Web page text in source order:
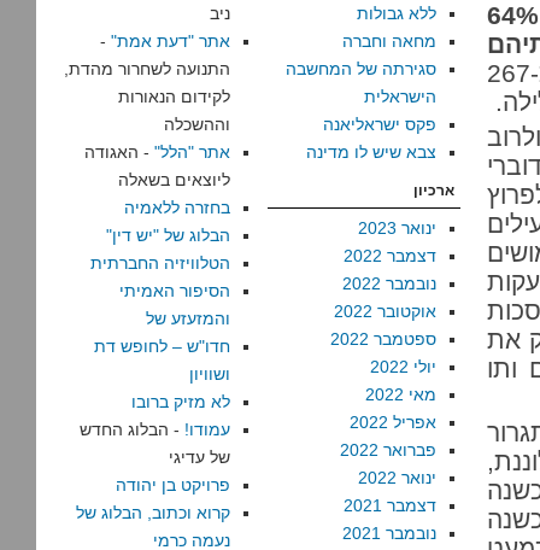
64%
(עמ’ 12). חמושי צה”ל מבצעים כ-267
בחלק ניכר מהמקרים (25%) לפרוץ
החמושים
את
ותו
ללא גבולות
מחאה וחברה
סגירתה של המחשבה
הישראלית
פקס ישראליאנה
צבא שיש לו מדינה
ארכיון
ינואר 2023
דצמבר 2022
נובמבר 2022
אוקטובר 2022
ספטמבר 2022
יולי 2022
מאי 2022
אפריל 2022
פברואר 2022
ינואר 2022
דצמבר 2021
נובמבר 2021
ניב
אתר "דעת אמת" -
התנועה לשחרור מהדת,
לקידום הנאורות
וההשכלה
אתר "הלל" - האגודה
ליוצאים בשאלה
בחזרה ללאמיה
הבלוג של "יש דין"
הטלוויזיה החברתית
הסיפור האמיתי
והמזעזע של
חדו"ש – לחופש דת
ושוויון
לא מזיק ברובו
עמודו! - הבלוג החדש
של עדיגי
פרויקט בן יהודה
קרוא וכתוב, הבלוג של
נעמה כרמי